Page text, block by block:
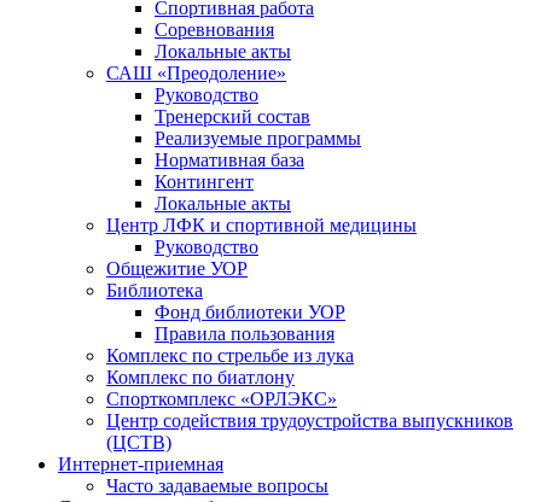
Спортивная работа
Соревнования
Локальные акты
САШ «Преодоление»
Руководство
Тренерский состав
Реализуемые программы
Нормативная база
Контингент
Локальные акты
Центр ЛФК и спортивной медицины
Руководство
Общежитие УОР
Библиотека
Фонд библиотеки УОР
Правила пользования
Комплекс по стрельбе из лука
Комплекс по биатлону
Спорткомплекс «ОРЛЭКС»
Центр содействия трудоустройства выпускников
(ЦСТВ)
Интернет-приемная
Часто задаваемые вопросы